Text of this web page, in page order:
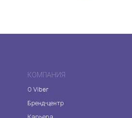
КОМПАНИЯ
О Viber
Бренд-центр